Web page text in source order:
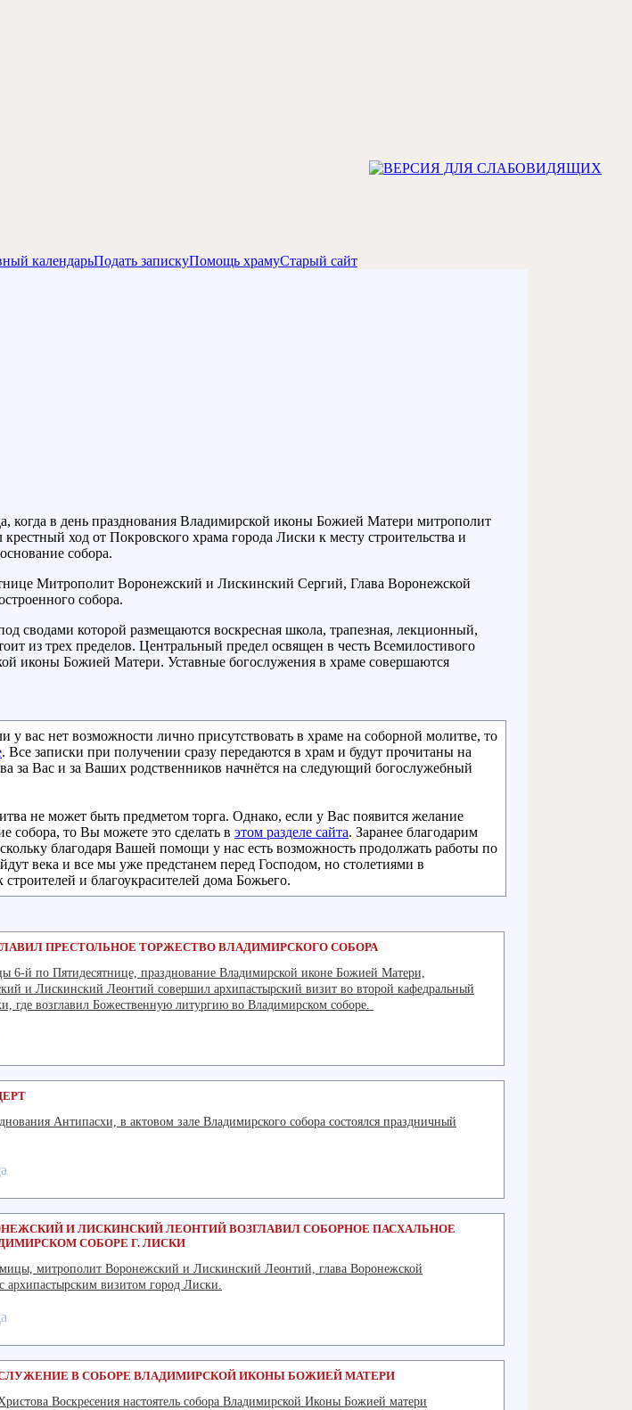
календарьПодать запискуПомощь храмуСтарый сайт
когда в день празднования Владимирской иконы Божией Матери митрополит
ход от Покровского храма города Лиски к месту строительства и
собора.
Митрополит Воронежский и Лискинский Сергий, Глава Воронежской
собора.
сводами которой размещаются воскресная школа, трапезная, лекционный,
из трех пределов. Центральный предел освящен в честь Всемилостивого
иконы Божией Матери. Уставные богослужения в храме совершаются
у вас нет возможности лично присутствовать в храме на соборной молитве, то
. Все записки при получении сразу передаются в храм и будут прочитаны на
за Вас и за Ваших родственников начнётся на следующий богослужебный
не может быть предметом торга. Однако, если у Вас появится желание
собора, то Вы можете это сделать в этом разделе сайта. Заранее благодарим
благодаря Вашей помощи у нас есть возможность продолжать работы по
века и все мы уже предстанем перед Господом, но столетиями в
и благоукрасителей дома Божьего.
ПРЕСТОЛЬНОЕ ТОРЖЕСТВО ВЛАДИМИРСКОГО СОБОРА
6-й по Пятидесятнице, празднование Владимирской иконе Божией Матери,
и Лискинский Леонтий совершил архипастырский визит во второй кафедральный
где возглавил Божественную литургию во Владимирском соборе.
Антипасхи, в актовом зале Владимирского собора состоялся праздничный
И ЛИСКИНСКИЙ ЛЕОНТИЙ ВОЗГЛАВИЛ СОБОРНОЕ ПАСХАЛЬНОЕ
СОБОРЕ Г. ЛИСКИ
митрополит Воронежский и Лискинский Леонтий, глава Воронежской
архипастырским визитом город Лиски.
В СОБОРЕ ВЛАДИМИРСКОЙ ИКОНЫ БОЖИЕЙ МАТЕРИ
Воскресения настоятель собора Владимирской Иконы Божией матери